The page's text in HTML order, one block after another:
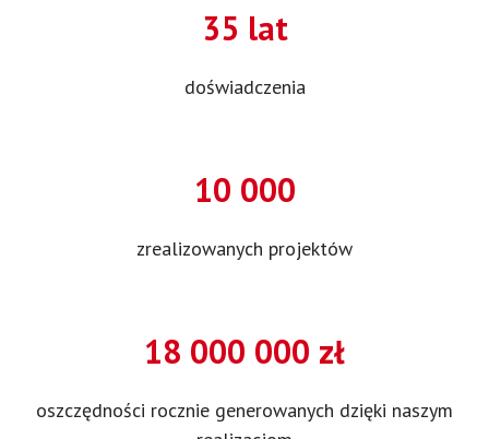
35 lat
doświadczenia
10 000
zrealizowanych projektów
18 000 000 zł
oszczędności rocznie generowanych dzięki naszym